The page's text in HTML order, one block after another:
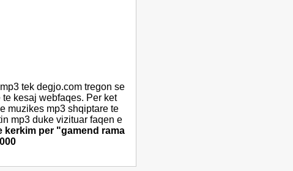
tek degjo.com tregon se
kesaj webfaqes. Per ket
muzikes mp3 shqiptare te
mp3 duke vizituar faqen e
kerkim per "gamend rama